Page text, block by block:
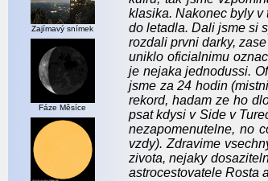
Zajímavý snímek
Fáze Měsíce
klasika. Nakonec byly v
do letadla. Dali jsme si
rozdali prvni darky,
uniklo oficialnimu
je nejaka jednodussi.
jsme za 24 hodin
rekord, hadam ze ho
psat kdysi v Side v
nezapomenutelne, no
vzdy). Zdravime
zivota, nejaky
astrocestovatele Rosta